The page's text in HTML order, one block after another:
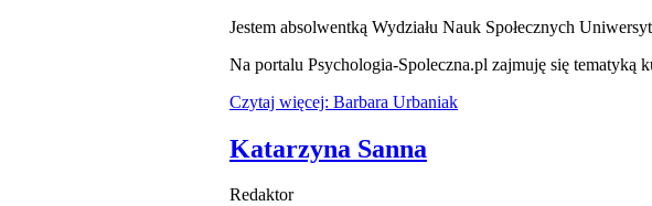
Jestem absolwentką Wydziału Nauk Społecznych
Na portalu Psychologia-Spoleczna.pl zajmuję się tematyką
Czytaj więcej: Barbara Urbaniak
Katarzyna Sanna
Redaktor